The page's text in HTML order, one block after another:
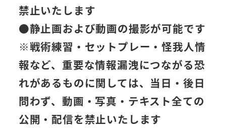
禁止いたします
●静止画および動画の撮影が可能です
※戦術練習・セットプレー・怪我人情
報など、重要な情報漏洩につながる恐
れがあるものに関しては、当日・後日
問わず、動画・写真・テキスト全ての
公開・配信を禁止いたします